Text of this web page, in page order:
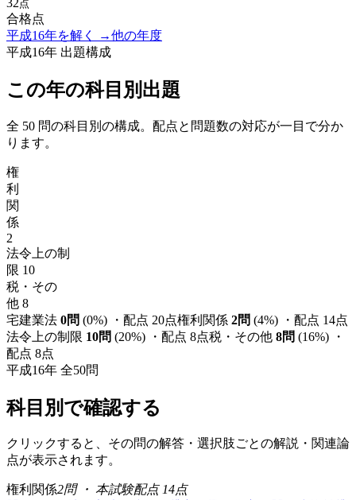
点
合格点
平成16年を解く →他の年度
平成16年 出題構成
この年の科目別出題
全 50 問の科目別の構成。配点と問題数の対応が一目で分か
ります。
権
利
関
係
2
法令上の制
限 10
税・その
他 8
宅建業法 0問 (0%) ・配点 20点権利関係 2問 (4%) ・配点 14点
法令上の制限 10問 (20%) ・配点 8点税・その他 8問 (16%) ・
配点 8点
平成16年 全50問
科目別で確認する
クリックすると、その問の解答・選択肢ごとの解説・関連論
点が表示されます。
権利関係2問 ・ 本試験配点14点